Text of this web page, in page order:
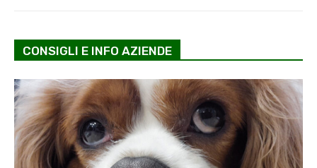
CONSIGLI E INFO AZIENDE